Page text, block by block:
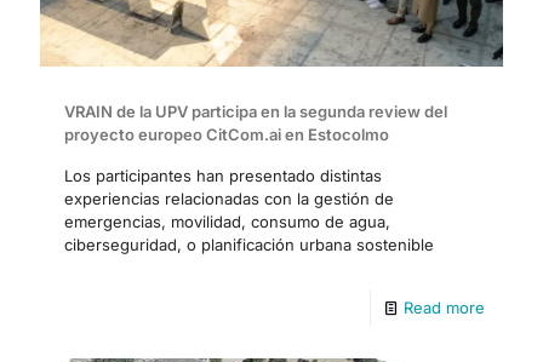
VRAIN de la UPV participa en la segunda review del
proyecto europeo CitCom.ai en Estocolmo
Los participantes han presentado distintas
experiencias relacionadas con la gestión de
emergencias, movilidad, consumo de agua,
ciberseguridad, o planificación urbana sostenible
Read more